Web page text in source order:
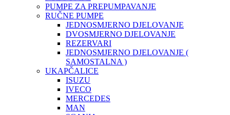
PUMPE ZA PREPUMPAVANJE
RUČNE PUMPE
JEDNOSMJERNO DJELOVANJE
DVOSMJERNO DJELOVANJE
REZERVARI
JEDNOSMJERNO DJELOVANJE (
SAMOSTALNA )
UKAPČALICE
ISUZU
IVECO
MERCEDES
MAN